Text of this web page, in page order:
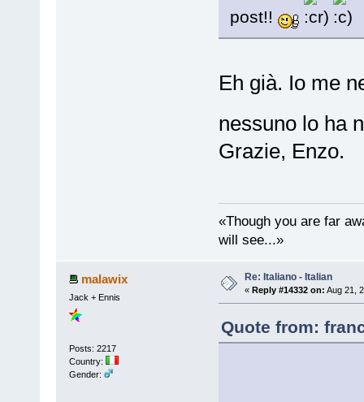
post!!
Eh già. Io me
nessuno lo ha
Grazie, Enzo.
«Though you are far
will see...»
malawix
Jack + Ennis
Posts: 2217
Country:
Gender:
Re: Italiano - Italian
« Reply #14332 on: Aug 21,
Quote from: